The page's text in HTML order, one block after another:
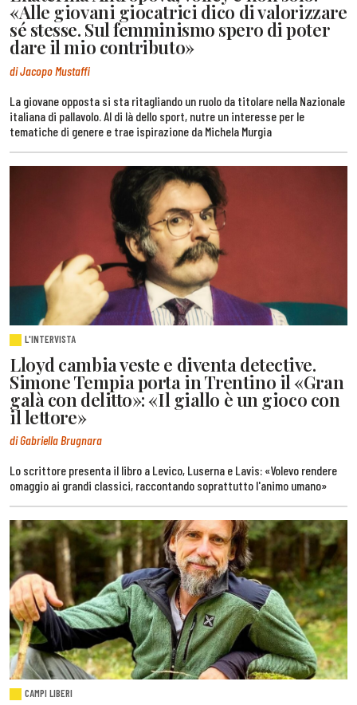
«Alle giovani giocatrici dico di valorizzare
sé stesse. Sul femminismo spero di poter
dare il mio contributo»
di Jacopo Mustaffi
La giovane opposta si sta ritagliando un ruolo da titolare nella Nazionale
italiana di pallavolo. Al di là dello sport, nutre un interesse per le
tematiche di genere e trae ispirazione da Michela Murgia
L'INTERVISTA
Lloyd cambia veste e diventa detective.
Simone Tempia porta in Trentino il «Gran
galà con delitto»: «Il giallo è un gioco con
il lettore»
di Gabriella Brugnara
Lo scrittore presenta il libro a Levico, Luserna e Lavis: «Volevo rendere
omaggio ai grandi classici, raccontando soprattutto l'animo umano»
CAMPI LIBERI